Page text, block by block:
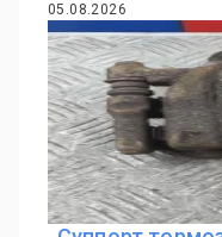
05.08.2026